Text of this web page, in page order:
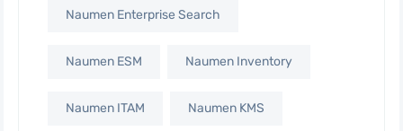
Naumen Enterprise Search
Naumen ESM Naumen Inventory
Naumen ITAM Naumen KMS